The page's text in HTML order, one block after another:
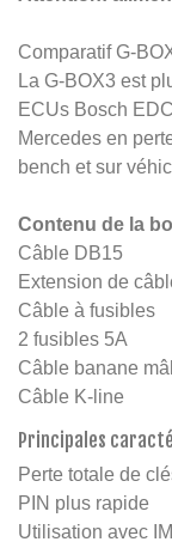
Comparatif G-
La G-BOX3 est
ECUs Bosch
Mercedes en
bench et sur
Contenu de la
Câble DB15
Extension de
Câble à fusibles
2 fusibles 5A
Câble banane
Câble K-line
Principales
Perte totale de
PIN plus rapide
Utilisation avec